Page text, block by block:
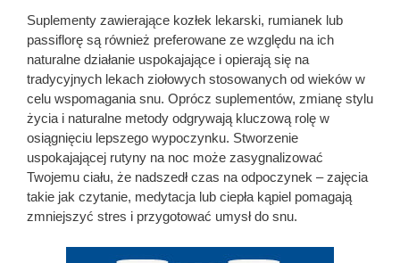
Suplementy zawierające kozłek lekarski, rumianek lub
passiflorę są również preferowane ze względu na ich
naturalne działanie uspokajające i opierają się na
tradycyjnych lekach ziołowych stosowanych od wieków w
celu wspomagania snu. Oprócz suplementów, zmianę stylu
życia i naturalne metody odgrywają kluczową rolę w
osiągnięciu lepszego wypoczynku. Stworzenie
uspokajającej rutyny na noc może zasygnalizować
Twojemu ciału, że nadszedł czas na odpoczynek – zajęcia
takie jak czytanie, medytacja lub ciepła kąpiel pomagają
zmniejszyć stres i przygotować umysł do snu.